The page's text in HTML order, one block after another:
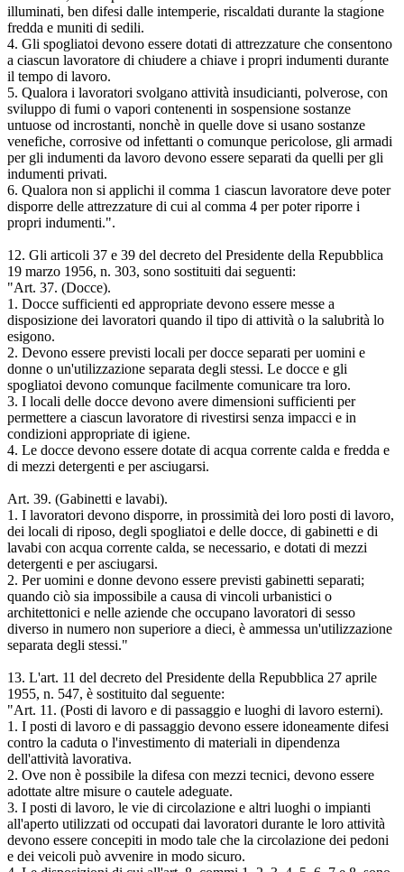
illuminati, ben difesi dalle intemperie, riscaldati durante la stagione
fredda e muniti di sedili.
4. Gli spogliatoi devono essere dotati di attrezzature che consentono
a ciascun lavoratore di chiudere a chiave i propri indumenti durante
il tempo di lavoro.
5. Qualora i lavoratori svolgano attività insudicianti, polverose, con
sviluppo di fumi o vapori contenenti in sospensione sostanze
untuose od incrostanti, nonchè in quelle dove si usano sostanze
venefiche, corrosive od infettanti o comunque pericolose, gli armadi
per gli indumenti da lavoro devono essere separati da quelli per gli
indumenti privati.
6. Qualora non si applichi il comma 1 ciascun lavoratore deve poter
disporre delle attrezzature di cui al comma 4 per poter riporre i
propri indumenti.".
12. Gli articoli 37 e 39 del decreto del Presidente della Repubblica
19 marzo 1956, n. 303, sono sostituiti dai seguenti:
"Art. 37. (Docce).
1. Docce sufficienti ed appropriate devono essere messe a
disposizione dei lavoratori quando il tipo di attività o la salubrità lo
esigono.
2. Devono essere previsti locali per docce separati per uomini e
donne o un'utilizzazione separata degli stessi. Le docce e gli
spogliatoi devono comunque facilmente comunicare tra loro.
3. I locali delle docce devono avere dimensioni sufficienti per
permettere a ciascun lavoratore di rivestirsi senza impacci e in
condizioni appropriate di igiene.
4. Le docce devono essere dotate di acqua corrente calda e fredda e
di mezzi detergenti e per asciugarsi.
Art. 39. (Gabinetti e lavabi).
1. I lavoratori devono disporre, in prossimità dei loro posti di lavoro,
dei locali di riposo, degli spogliatoi e delle docce, di gabinetti e di
lavabi con acqua corrente calda, se necessario, e dotati di mezzi
detergenti e per asciugarsi.
2. Per uomini e donne devono essere previsti gabinetti separati;
quando ciò sia impossibile a causa di vincoli urbanistici o
architettonici e nelle aziende che occupano lavoratori di sesso
diverso in numero non superiore a dieci, è ammessa un'utilizzazione
separata degli stessi."
13. L'art. 11 del decreto del Presidente della Repubblica 27 aprile
1955, n. 547, è sostituito dal seguente:
"Art. 11. (Posti di lavoro e di passaggio e luoghi di lavoro esterni).
1. I posti di lavoro e di passaggio devono essere idoneamente difesi
contro la caduta o l'investimento di materiali in dipendenza
dell'attività lavorativa.
2. Ove non è possibile la difesa con mezzi tecnici, devono essere
adottate altre misure o cautele adeguate.
3. I posti di lavoro, le vie di circolazione e altri luoghi o impianti
all'aperto utilizzati od occupati dai lavoratori durante le loro attività
devono essere concepiti in modo tale che la circolazione dei pedoni
e dei veicoli può avvenire in modo sicuro.